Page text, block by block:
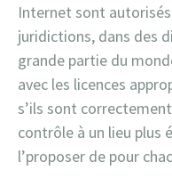
Internet sont
juridictions, dans des
grande partie du
avec les licences
s’ils sont
contrôle à un lieu plus
l’proposer de pour